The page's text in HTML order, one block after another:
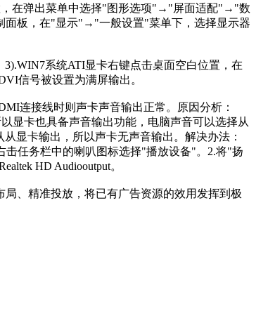
，在弹出菜单中选择"图形选项"→"屏面适配"→"数
面板，在"显示"→"一般设置"菜单下，选择显示器
系统ATI显卡右键点击桌面空白位置，在
信号被设置为满屏输出。
连接线时则声卡声音输出正常。原因分析：
显卡也具备声音输出功能，电脑声音可以选择从
显卡输出，所以声卡无声音输出。解决办法：
击任务栏中的喇叭图标选择"播放设备"。2.将"扬
HD Audiooutput。
、精准投放，将已有广告资源的效用发挥到极